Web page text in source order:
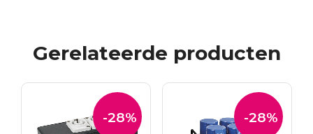
Gerelateerde producten
-28% -28%